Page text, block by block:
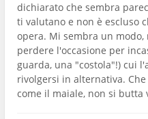
dichiarato che sembra
ti valutano e non è escluso
opera. Mi sembra un
perdere l'occasione per
guarda, una "costola"!) cui
rivolgersi in alternativa.
come il maiale, non si butta